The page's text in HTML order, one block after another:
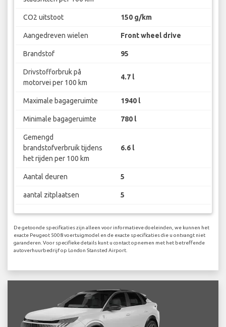
CO2 uitstoot 150 g/km
Aangedreven wielen Front wheel drive
Brandstof 95
Drivstofforbruk på
motorvei per 100 km
4.7 l
Maximale bagageruimte 1940 l
Minimale bagageruimte 780 l
Gemengd
brandstofverbruik tijdens
het rijden per 100 km
6.6 l
Aantal deuren 5
aantal zitplaatsen 5
De getoonde specificaties zijn alleen voor informatieve doeleinden, we kunnen het
exacte Peugeot 5008 voertuigmodel en de exacte specificaties die u ontvangt niet
garanderen. Voor specifieke details kunt u contact opnemen met het betreffende
autoverhuurbedrijf op London Stansted Airport.